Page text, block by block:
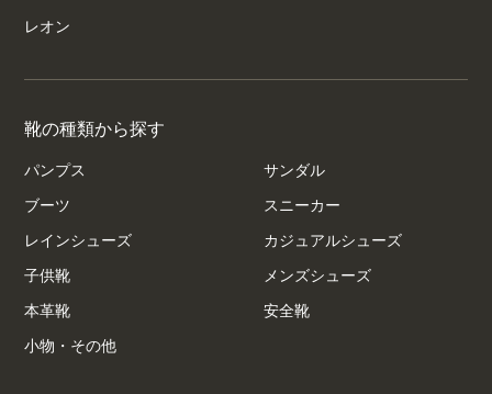
レオン
靴の種類から探す
パンプス サンダル
ブーツ スニーカー
レインシューズ カジュアルシューズ
子供靴 メンズシューズ
本革靴 安全靴
小物・その他